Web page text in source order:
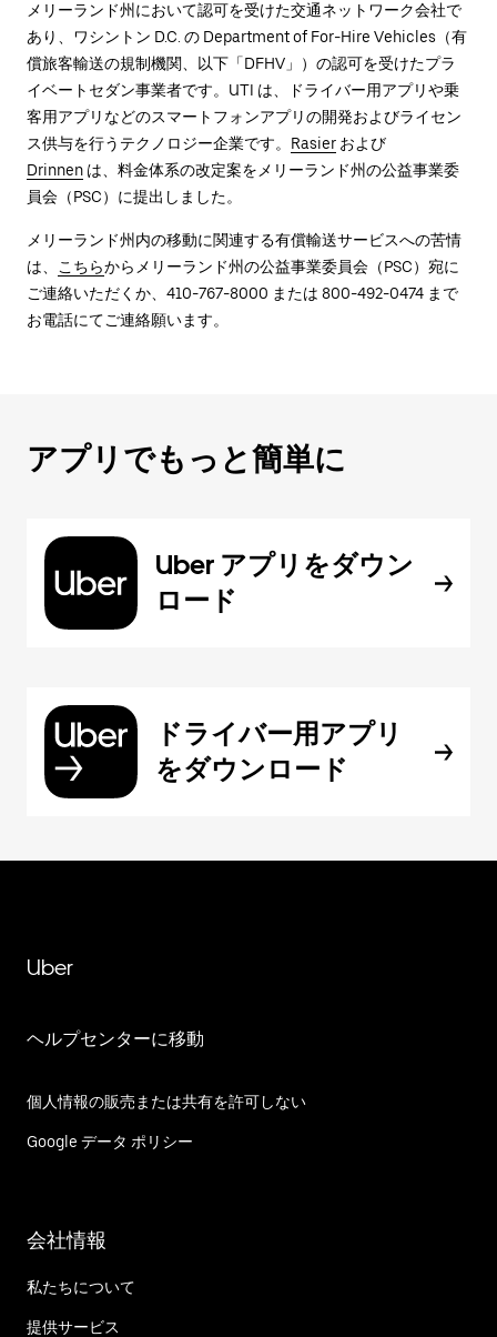
メリーランド州において認可を受けた交通ネットワーク会社で
あり、ワシントン D.C. の Department of For-Hire Vehicles（有
償旅客輸送の規制機関、以下「DFHV」）の認可を受けたプラ
イベートセダン事業者です。UTI は、ドライバー用アプリや乗
客用アプリなどのスマートフォンアプリの開発およびライセン
ス供与を行うテクノロジー企業です。 Rasier および
Drinnen は、料金体系の改定案をメリーランド州の公益事業委
員会（PSC）に提出しました。
メリーランド州内の移動に関連する有償輸送サービスへの苦情
は、
こちらからメリーランド州の公益事業委員会（PSC）宛に
ご連絡いただくか、410-767-8000 または 800-492-0474 まで
お電話にてご連絡願います。
アプリでもっと簡単に
Uber アプリをダウン
ロード
ドライバー用アプリ
をダウンロード
Uber
ヘルプセンターに移動
個人情報の販売または共有を許可しない
Google データ ポリシー
会社情報
私たちについて
提供サービス